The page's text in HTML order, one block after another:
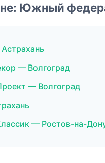
Южный
— Волгоград
— Волгоград
— Ростов-на-